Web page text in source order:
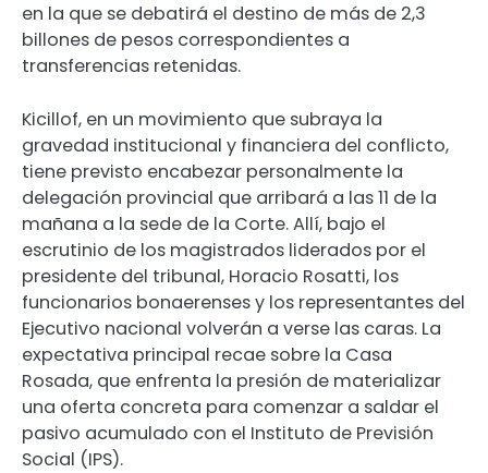
en la que se debatirá el destino de más de 2,3
billones de pesos correspondientes a
transferencias retenidas.
Kicillof, en un movimiento que subraya la
gravedad institucional y financiera del conflicto,
tiene previsto encabezar personalmente la
delegación provincial que arribará a las 11 de la
mañana a la sede de la Corte. Allí, bajo el
escrutinio de los magistrados liderados por el
presidente del tribunal, Horacio Rosatti, los
funcionarios bonaerenses y los representantes del
Ejecutivo nacional volverán a verse las caras. La
expectativa principal recae sobre la Casa
Rosada, que enfrenta la presión de materializar
una oferta concreta para comenzar a saldar el
pasivo acumulado con el Instituto de Previsión
Social (IPS).